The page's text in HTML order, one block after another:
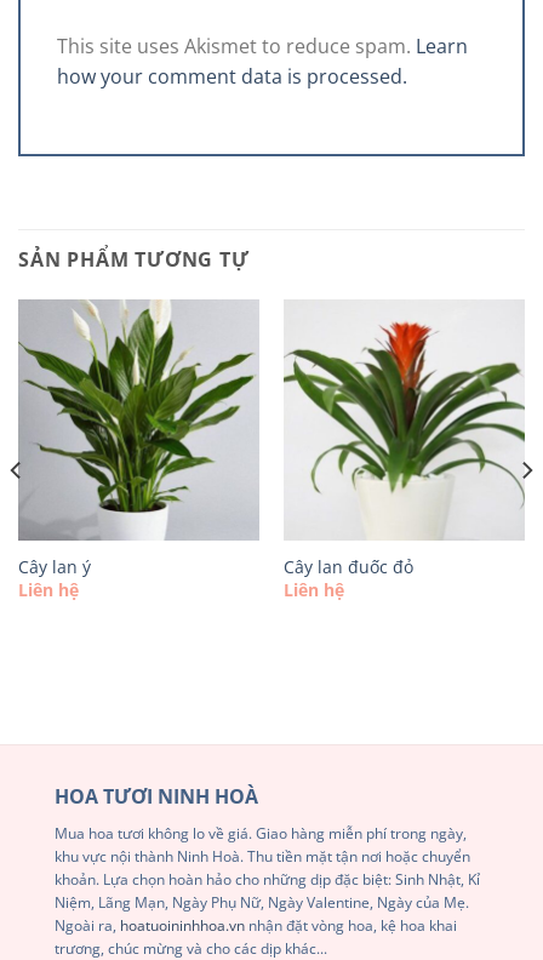
This site uses Akismet to reduce spam. Learn
how your comment data is processed.
SẢN PHẨM TƯƠNG TỰ
Cây lan ý
Liên hệ
Cây lan đuốc đỏ
Liên hệ
HOA TƯƠI NINH HOÀ
Mua hoa tươi không lo về giá. Giao hàng miễn phí trong ngày,
khu vực nội thành Ninh Hoà. Thu tiền mặt tận nơi hoặc chuyển
khoản. Lựa chọn hoàn hảo cho những dịp đặc biệt: Sinh Nhật, Kỉ
Niệm, Lãng Mạn, Ngày Phụ Nữ, Ngày Valentine, Ngày của Mẹ.
Ngoài ra, hoatuoininhhoa.vn nhận đặt vòng hoa, kệ hoa khai
trương, chúc mừng và cho các dịp khác...